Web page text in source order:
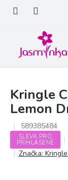
obsah
Kringle
Lemon
589385484
SLEVA PRO
PŘIHLÁŠENÉ
Značka: